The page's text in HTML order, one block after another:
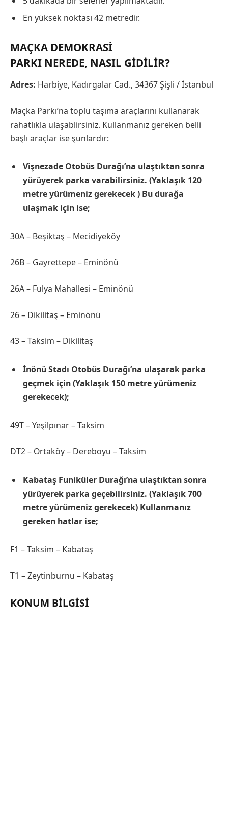
En yüksek noktası 42 metredir.
MAÇKA DEMOKRASI
PARKI NEREDE, NASIL GIDILIR?
Adres: Harbiye, Kadırgalar Cad., 34367 Şişli / İstanbul
Maçka Parkı’na toplu taşıma araçlarını kullanarak
rahatlıkla ulaşablirsiniz. Kullanmanız gereken belli
başlı araçlar ise şunlardır:
Vişnezade Otobüs Durağı’na ulaştıktan sonra
yürüyerek parka varabilirsiniz. (Yaklaşık 120
metre yürümeniz gerekecek ) Bu durağa
ulaşmak için ise;
30A – Beşiktaş – Mecidiyeköy
26B – Gayrettepe – Eminönü
26A – Fulya Mahallesi – Eminönü
26 – Dikilitaş – Eminönü
43 – Taksim – Dikilitaş
İnönü Stadı Otobüs Durağı’na ulaşarak parka
geçmek için (Yaklaşık 150 metre yürümeniz
gerekecek);
49T – Yeşilpınar – Taksim
DT2 – Ortaköy – Dereboyu – Taksim
Kabataş Funiküler Durağı’na ulaştıktan sonra
yürüyerek parka geçebilirsiniz. (Yaklaşık 700
metre yürümeniz gerekecek) Kullanmanız
gereken hatlar ise;
F1 – Taksim – Kabataş
T1 – Zeytinburnu – Kabataş
KONUM BILGISI